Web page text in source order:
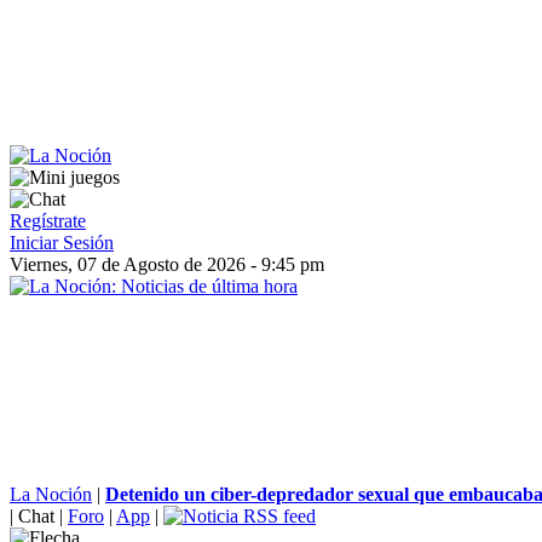
Regístrate
Iniciar Sesión
Viernes, 07 de Agosto de 2026 - 9:45 pm
La Noción | Detenido un ciber-depredador sexual que
| Chat | Foro | App |